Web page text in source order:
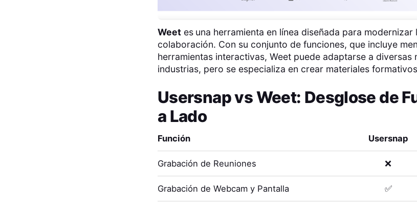
Weetes una herramienta en línea diseñada para modernizar
colaboración. Con su conjunto de funciones, que incluye
herramientas interactivas, Weet puede adaptarse a diversas
industrias, pero se especializa en crear materiales
UsersnapvsWeet: Desglose de
a Lado
Función Usersnap
Grabación de Reuniones ❌
Grabación de Webcam y Pantalla ✅